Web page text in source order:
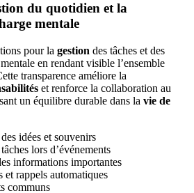
du quotidien et la
mentale
pour la gestion des tâches et des
en rendant visible l’ensemble
transparence améliore la
et renforce la collaboration au
un équilibre durable dans la vie de
idées et souvenirs
lors d’événements
informations importantes
et rappels automatiques
communs